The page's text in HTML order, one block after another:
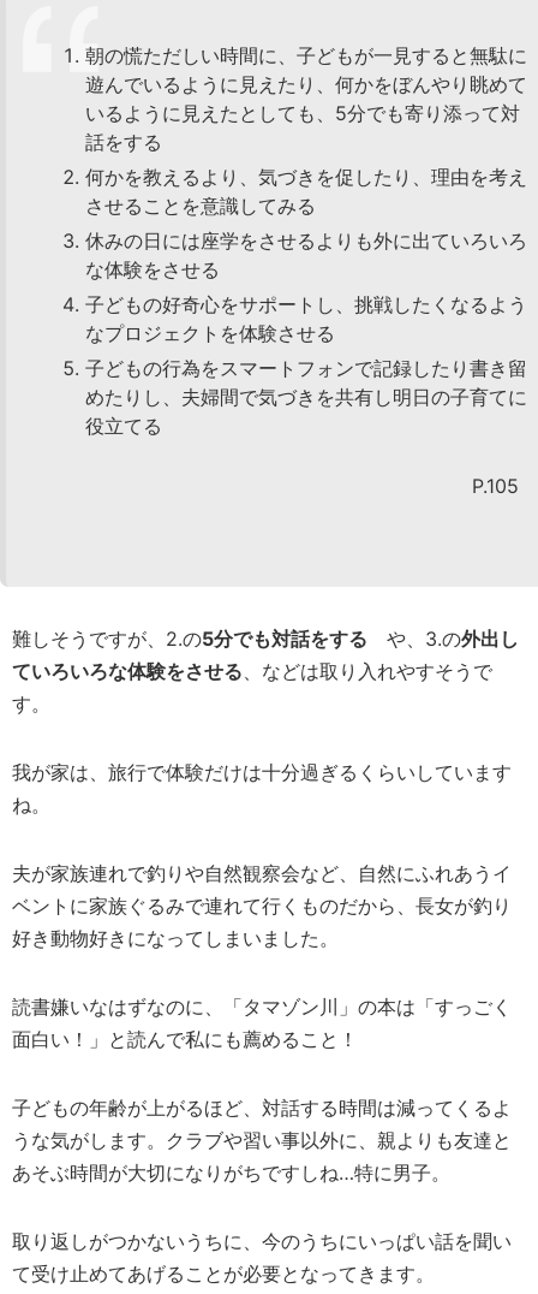
朝の慌ただしい時間に、子どもが一見すると無駄に
遊んでいるように見えたり、何かをぼんやり眺めて
いるように見えたとしても、5分でも寄り添って対
話をする
何かを教えるより、気づきを促したり、理由を考え
させることを意識してみる
休みの日には座学をさせるよりも外に出ていろいろ
な体験をさせる
子どもの好奇心をサポートし、挑戦したくなるよう
なプロジェクトを体験させる
子どもの行為をスマートフォンで記録したり書き留
めたりし、夫婦間で気づきを共有し明日の子育てに
役立てる
P.105
難しそうですが、2.の5分でも対話をする や、3.の外出し
ていろいろな体験をさせる 、などは取り入れやすそうで
す。
我が家は、旅行で体験だけは十分過ぎるくらいしています
ね。
夫が家族連れで釣りや自然観察会など、自然にふれあうイ
ベントに家族ぐるみで連れて行くものだから、長女が釣り
好き動物好きになってしまいました。
読書嫌いなはずなのに、「タマゾン川」の本は「すっごく
面白い！」と読んで私にも薦めること！
子どもの年齢が上がるほど、対話する時間は減ってくるよ
うな気がします。クラブや習い事以外に、親よりも友達と
あそぶ時間が大切になりがちですしね…特に男子。
取り返しがつかないうちに、今のうちにいっぱい話を聞い
て受け止めてあげることが必要となってきます。